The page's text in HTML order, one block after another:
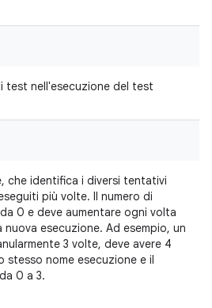
test nell'esecuzione del test
che identifica i diversi tentativi
più volte. Il numero di
0 e deve aumentare ogni volta
esecuzione. Ad esempio, un
3 volte, deve avere 4
nome esecuzione e il
0 a 3.